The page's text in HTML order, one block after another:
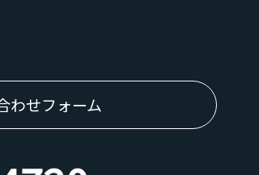
わせフォーム